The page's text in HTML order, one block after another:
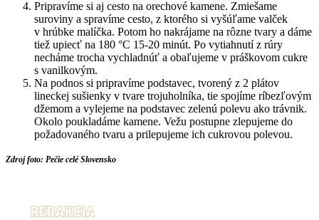
Pripravíme si aj cesto na orechové kamene. Zmiešame
suroviny a spravíme cesto, z ktorého si vyšúľame valček
v hrúbke malíčka. Potom ho nakrájame na rôzne tvary a dáme
tiež upiecť na 180 °C 15-20 minút. Po vytiahnutí z rúry
necháme trocha vychladnúť a obaľujeme v práškovom cukre
s vanilkovým.
Na podnos si pripravíme podstavec, tvorený z 2 plátov
lineckej sušienky v tvare trojuholníka, tie spojíme ríbezľovým
džemom a vylejeme na podstavec zelenú polevu ako trávnik.
Okolo poukladáme kamene. Vežu postupne zlepujeme do
požadovaného tvaru a prilepujeme ich cukrovou polevou.
Zdroj foto: Pečie celé Slovensko